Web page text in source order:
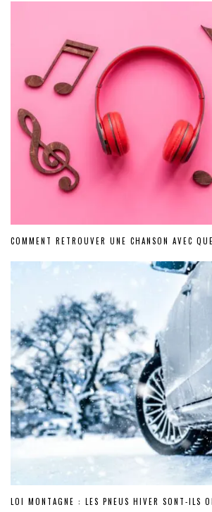
COMMENT RETROUVER UNE CHANSON AVEC
LOI MONTAGNE : LES PNEUS HIVER SONT-ILS